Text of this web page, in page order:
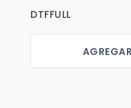
Juniors
Juvenil
DTFFULL